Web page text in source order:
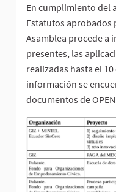
En cumplimiento del
Estatutos aprobados
Asamblea procede a
presentes, las
realizadas hasta el
información se
documentos de